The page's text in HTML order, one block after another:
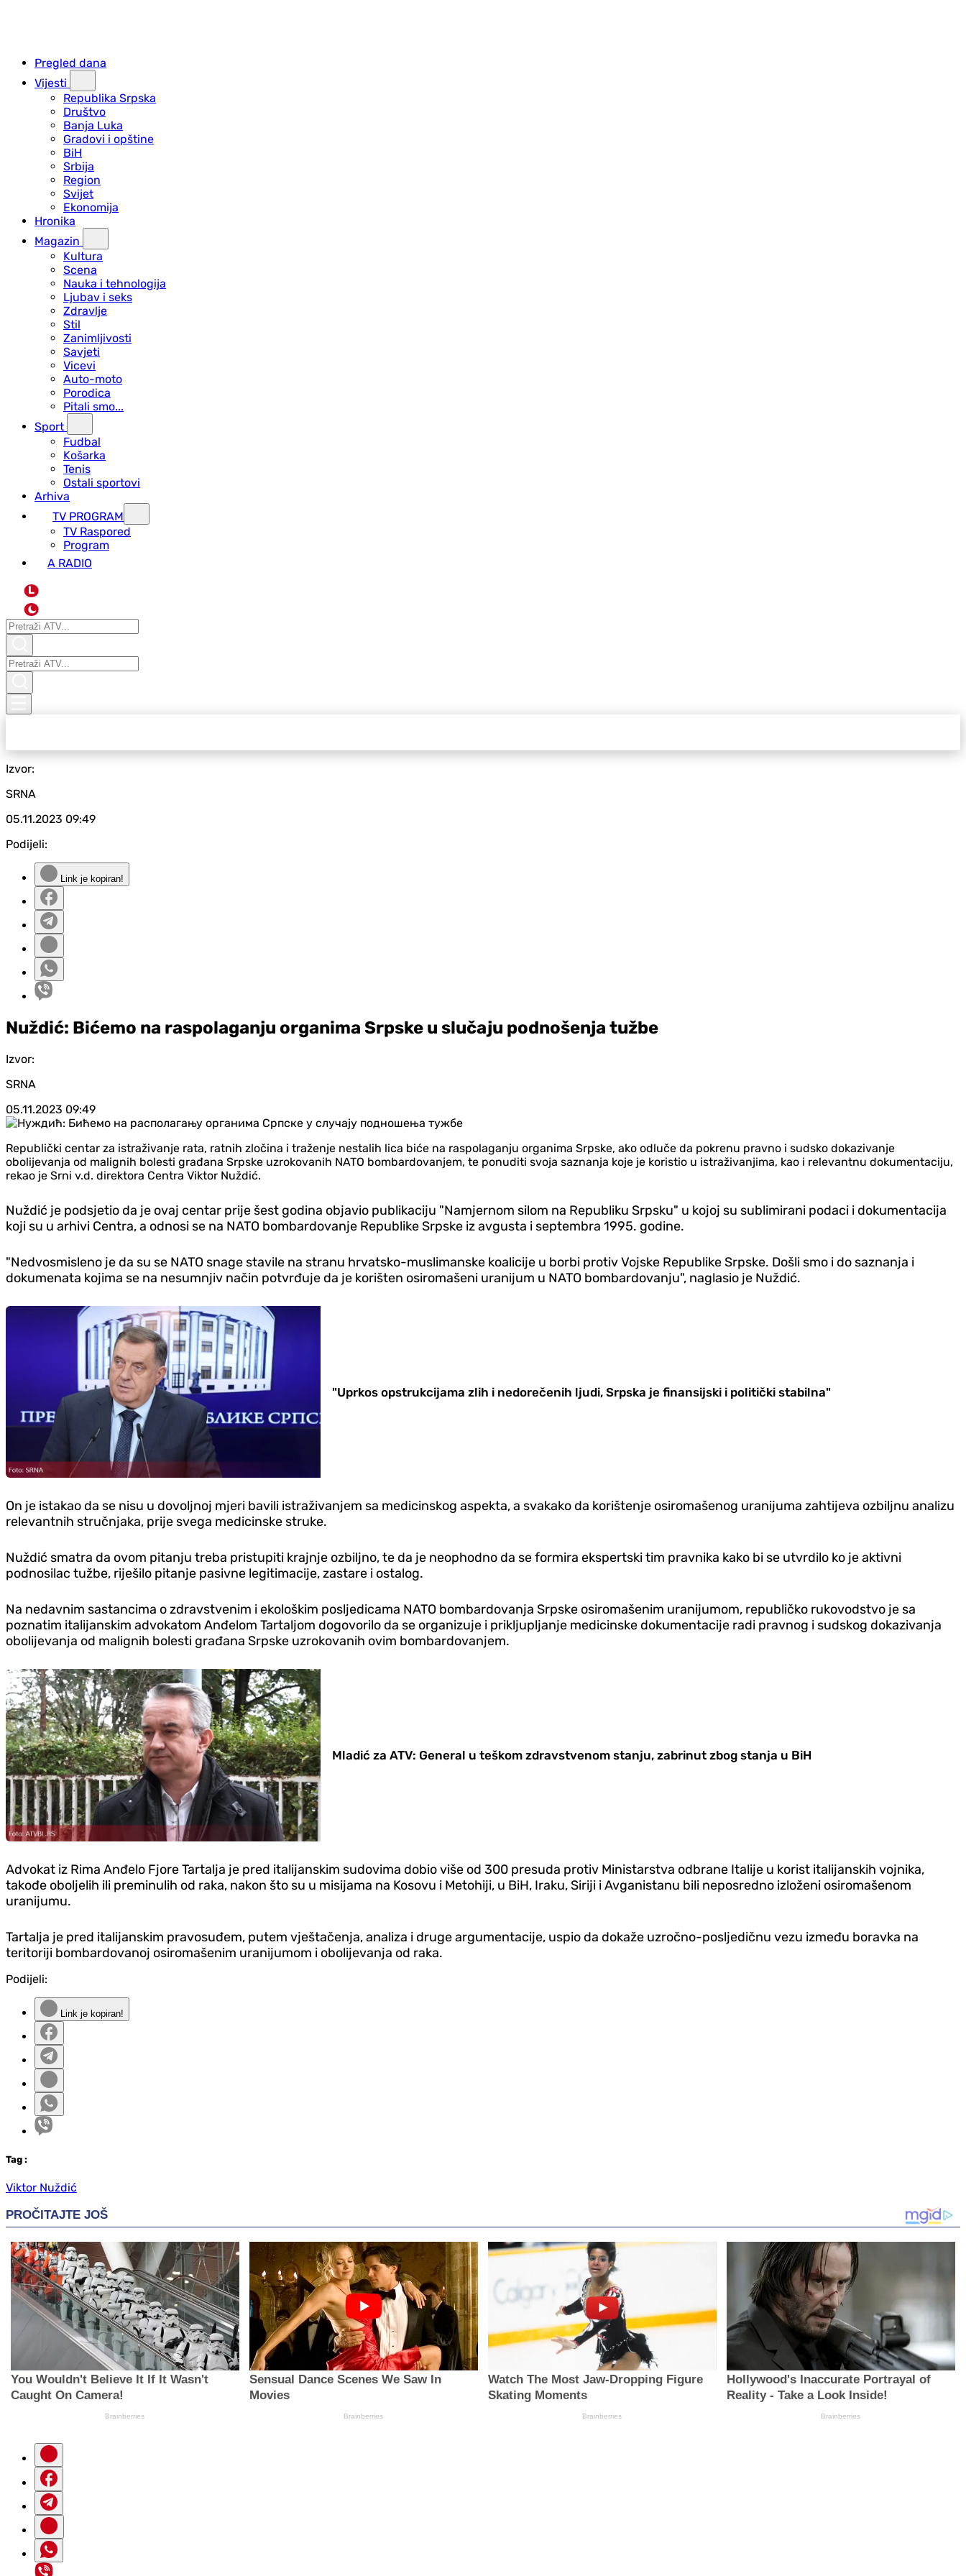
Pregled dana
Vijesti
Republika Srpska
Društvo
Banja Luka
Gradovi i opštine
BiH
Srbija
Region
Svijet
Ekonomija
Hronika
Magazin
Kultura
Scena
Nauka i tehnologija
Ljubav i seks
Zdravlje
Stil
Zanimljivosti
Savjeti
Vicevi
Auto-moto
Porodica
Pitali smo...
Sport
Fudbal
Košarka
Tenis
Ostali sportovi
Arhiva
TV PROGRAM
ТV Raspored
Program
A RADIO
L
Izvor:
SRNA
05.11.2023 09:49
Podijeli:
Link je kopiran!
Nuždić: Bićemo na raspolaganju organima Srpske u slučaju podnošenja tužbe
Izvor:
SRNA
05.11.2023 09:49
Republički centar za istraživanje rata, ratnih zločina i traženje nestalih lica biće na raspolaganju organima Srpske, ako odluče da pokrenu pravno i sudsko dokazivanje
obolijevanja od malignih bolesti građana Srpske uzrokovanih NATO bombardovanjem, te ponuditi svoja saznanja koje je koristio u istraživanjima, kao i relevantnu dokumentaciju,
rekao je Srni v.d. direktora Centra Viktor Nuždić.
Nuždić je podsjetio da je ovaj centar prije šest godina objavio publikaciju "Namjernom silom na Republiku Srpsku" u kojoj su sublimirani podaci i dokumentacija
koji su u arhivi Centra, a odnosi se na NATO bombardovanje Republike Srpske iz avgusta i septembra 1995. godine.
"Nedvosmisleno je da su se NATO snage stavile na stranu hrvatsko-muslimanske koalicije u borbi protiv Vojske Republike Srpske. Došli smo i do saznanja i
dokumenata kojima se na nesumnjiv način potvrđuje da je korišten osiromašeni uranijum u NATO bombardovanju", naglasio je Nuždić.
"Uprkos opstrukcijama zlih i nedorečenih ljudi, Srpska je finansijski i politički stabilna"
On je istakao da se nisu u dovoljnoj mjeri bavili istraživanjem sa medicinskog aspekta, a svakako da korištenje osiromašenog uranijuma zahtijeva ozbiljnu analizu
relevantnih stručnjaka, prije svega medicinske struke.
Nuždić smatra da ovom pitanju treba pristupiti krajnje ozbiljno, te da je neophodno da se formira ekspertski tim pravnika kako bi se utvrdilo ko je aktivni
podnosilac tužbe, riješilo pitanje pasivne legitimacije, zastare i ostalog.
Na nedavnim sastancima o zdravstvenim i ekološkim posljedicama NATO bombardovanja Srpske osiromašenim uranijumom, republičko rukovodstvo je sa
poznatim italijanskim advokatom Anđelom Tartaljom dogovorilo da se organizuje i prikljupljanje medicinske dokumentacije radi pravnog i sudskog dokazivanja
obolijevanja od malignih bolesti građana Srpske uzrokovanih ovim bombardovanjem.
Mladić za ATV: General u teškom zdravstvenom stanju, zabrinut zbog stanja u BiH
Advokat iz Rima Anđelo Fjore Tartalja je pred italijanskim sudovima dobio više od 300 presuda protiv Ministarstva odbrane Italije u korist italijanskih vojnika,
takođe oboljelih ili preminulih od raka, nakon što su u misijama na Kosovu i Metohiji, u BiH, Iraku, Siriji i Avganistanu bili neposredno izloženi osiromašenom
uranijumu.
Tartalja je pred italijanskim pravosuđem, putem vještačenja, analiza i druge argumentacije, uspio da dokaže uzročno-posljedičnu vezu između boravka na
teritoriji bombardovanoj osiromašenim uranijumom i obolijevanja od raka.
Podijeli:
Link je kopiran!
Tag :
Viktor Nuždić